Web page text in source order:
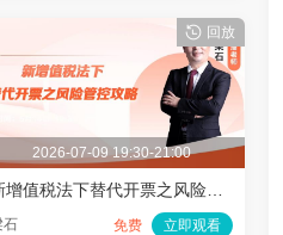
2026-07-09 19:30-21:00
石 免费 立即观看
回放